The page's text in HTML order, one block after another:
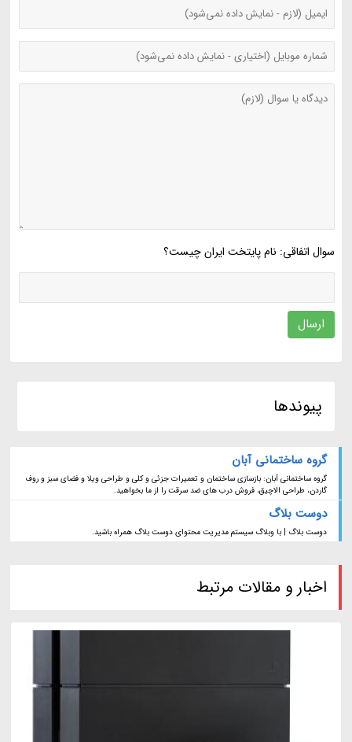
سوال اتفاقی: نام پایتخت ایران چیست؟
ارسال
پیوندها
گروه ساختمانی آبان
گروه ساختمانی آبان: بازسازی ساختمان و تعمیرات جزئی و کلی و طراحی ویلا و فضای سبز و روف
گاردن، طراحی الاچیق، فروش درب های ضد سرقت را از ما بخواهید.
دوست بلاگ
دوست بلاگ | با وبلاگ سیستم مدیریت محتوای دوست بلاگ همراه باشید.
اخبار و مقالات مرتبط